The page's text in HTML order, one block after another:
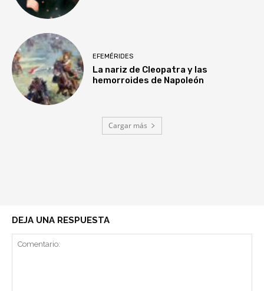
EFEMÉRIDES
La nariz de Cleopatra y las
hemorroides de Napoleón
Cargar más
DEJA UNA RESPUESTA